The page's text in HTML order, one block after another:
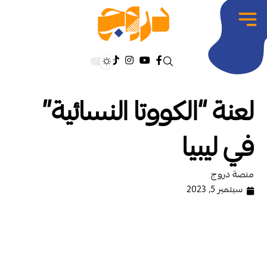
لعنة “الكووتا النسائية”
في ليبيا
منصة دروج
سبتمبر 5, 2023